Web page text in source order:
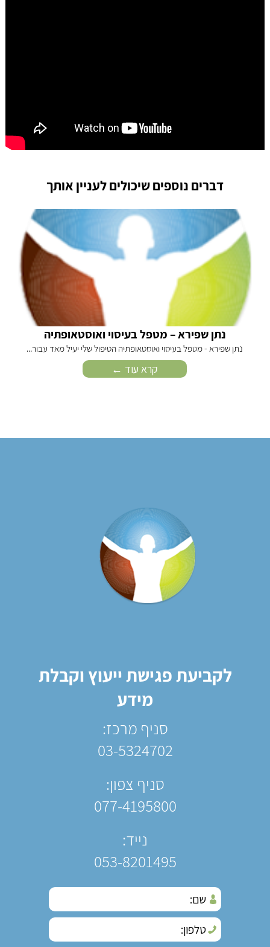
דברים נוספים שיכולים לעניין אותך
נתן שפירא – מטפל בעיסוי ואוסטאופתיה
נתן שפירא - מטפל בעיסוי ואוסטאופתיה הטיפול שלי יעיל מאד עבור...
קרא עוד ←
לקביעת פגישת ייעוץ וקבלת
מידע
סניף מרכז:
03-5324702
סניף צפון:
077-4195800
נייד:
053-8201495